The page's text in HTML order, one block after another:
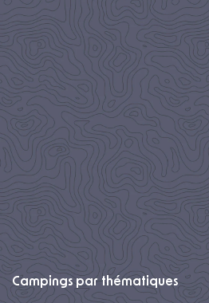
Campings par thématiques